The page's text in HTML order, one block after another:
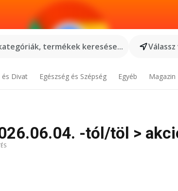
termékek keresése...
és Divat Egészség és Szépség Egyéb Magazin
-tól/töl >